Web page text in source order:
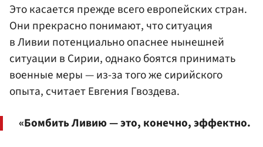
Это касается прежде всего европейских стран.
Они прекрасно понимают, что ситуация
в Ливии потенциально опаснее нынешней
ситуации в Сирии, однако боятся принимать
военные меры — из-за того же сирийского
опыта, считает Евгения Гвоздева.
«Бомбить Ливию — это, конечно, эффектно.